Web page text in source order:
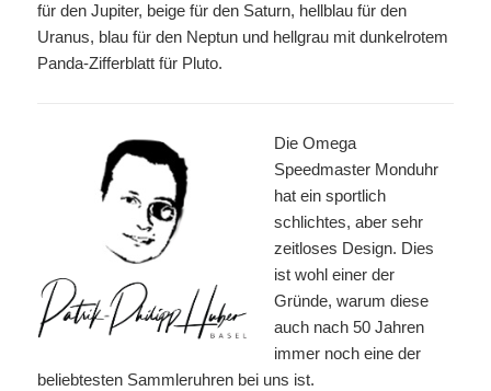
für den Jupiter, beige für den Saturn, hellblau für den
Uranus, blau für den Neptun und hellgrau mit dunkelrotem
Panda-Zifferblatt für Pluto.
Die Omega
Speedmaster Monduhr
hat ein sportlich
schlichtes, aber sehr
zeitloses Design. Dies
ist wohl einer der
Gründe, warum diese
auch nach 50 Jahren
immer noch eine der
beliebtesten Sammleruhren bei uns ist.